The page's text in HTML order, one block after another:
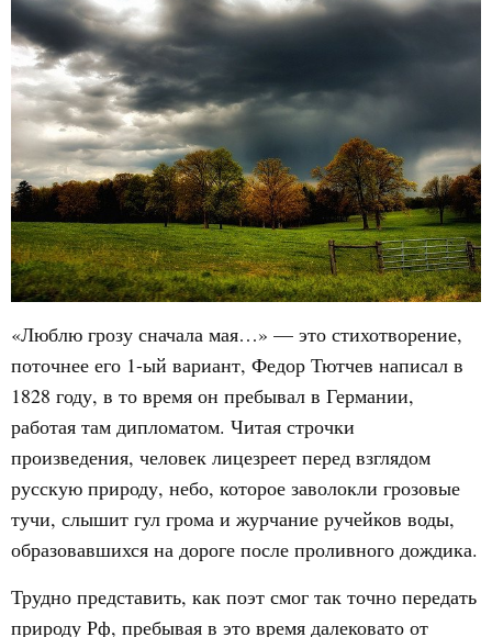
«Люблю грозу сначала мая…» — это стихотворение,
поточнее его 1-ый вариант, Федор Тютчев написал в
1828 году, в то время он пребывал в Германии,
работая там дипломатом. Читая строчки
произведения, человек лицезреет перед взглядом
русскую природу, небо, которое заволокли грозовые
тучи, слышит гул грома и журчание ручейков воды,
образовавшихся на дороге после проливного дождика.
Трудно представить, как поэт смог так точно передать
природу Рф, пребывая в это время далековато от